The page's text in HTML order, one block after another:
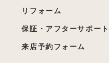
リフォーム
保証・アフターサポート
来店予約フォーム